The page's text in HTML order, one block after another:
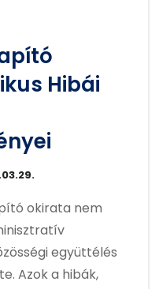
Hibái
okirata nem
együttélés
Azok a hibák,